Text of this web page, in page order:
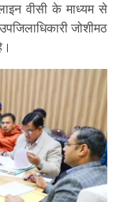
वीसी के माध्यम से
जोशीमठ